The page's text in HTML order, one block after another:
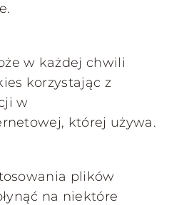
w każdej chwili
korzystając z
w
której używa.
plików
na niektóre